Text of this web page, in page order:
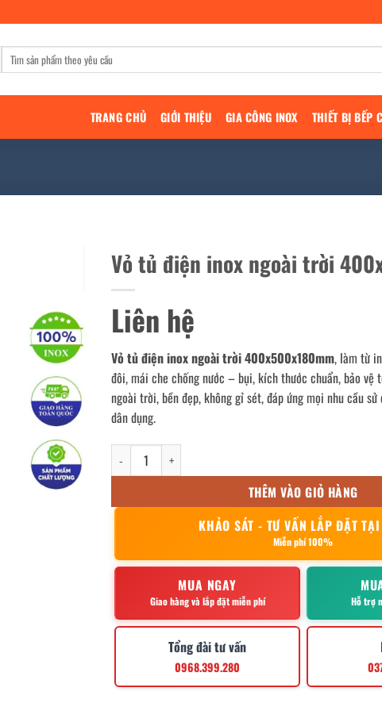
Tìm
kiếm:
TRANG CHỦ GIỚI THIỆU GIA CÔNG INOX THIẾT BỊ BẾP
Vỏ tủ điện inox ngoài trời
Liên hệ
Vỏ tủ điện inox ngoài trời 400x500x180mm, làm từ
đôi, mái che chống nước – bụi, kích thước chuẩn, bảo vệ
ngoài trời, bền đẹp, không gỉ sét, đáp ứng mọi nhu cầu sử
dân dụng.
Vỏ tủ điện inox ngoài trời 400x500x180mm số lượng
THÊM VÀO GIỎ HÀNG
KHẢO SÁT - TƯ VẤN LẮP ĐẶT
Miễn phí 100%
MUA NGAY
Giao hàng và lắp đặt miễn phí Hỗ trợ
Tổng đài tư vấn
0968.399.280